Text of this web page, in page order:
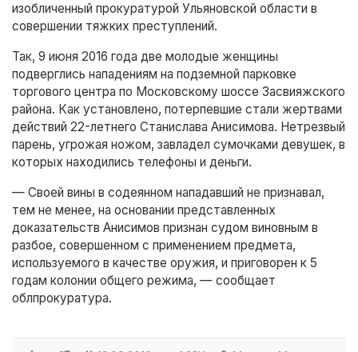
изобличенный прокуратурой Ульяновской области в
совершении тяжких преступлений.
Так, 9 июня 2016 года две молодые женщины
подверглись нападениям на подземной парковке
торгового центра по Московскому шоссе Засвияжского
района. Как установлено, потерпевшие стали жертвами
действий 22-летнего Станислава Анисимова. Нетрезвый
парень, угрожая ножом, завладел сумочками девушек, в
которых находились телефоны и деньги.
— Своей вины в содеянном нападавший не признавал,
тем не менее, на основании представленных
доказательств Анисимов признан судом виновным в
разбое, совершенном с применением предмета,
используемого в качестве оружия, и приговорен к 5
годам колонии общего режима, — сообщает
облпрокуратура.